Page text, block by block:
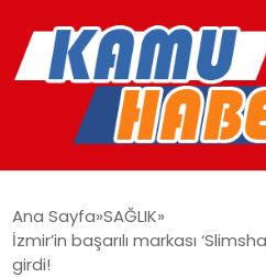
YAŞAM
Ana Sayfa SAĞLIK
İzmir’in başarılı markası
girdi!